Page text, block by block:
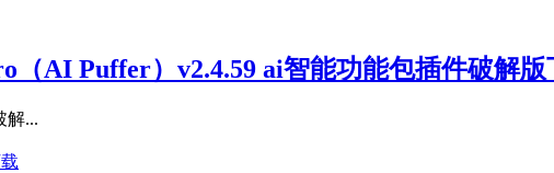
（AI Puffer）v2.4.59 ai智能功能包插件破解版
解...